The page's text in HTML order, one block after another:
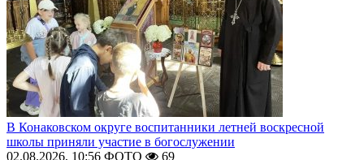
В Конаковском округе воспитанники летней воскресной
школы приняли участие в богослужении
02.08.2026, 10:56 ФОТО
69